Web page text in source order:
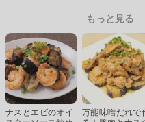
もっと見る
ナスとエビのオイ
万能味噌だれで